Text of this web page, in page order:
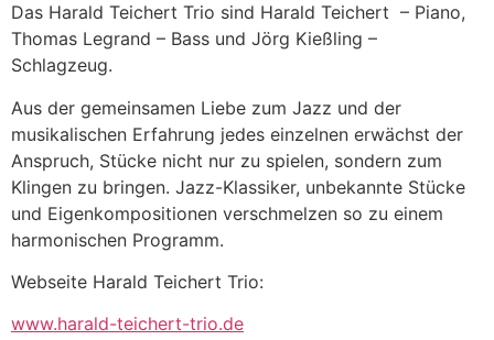
Das Harald Teichert Trio sind Harald Teichert – Piano,
Thomas Legrand – Bass und Jörg Kießling –
Schlagzeug.
Aus der gemeinsamen Liebe zum Jazz und der
musikalischen Erfahrung jedes einzelnen erwächst der
Anspruch, Stücke nicht nur zu spielen, sondern zum
Klingen zu bringen. Jazz-Klassiker, unbekannte Stücke
und Eigenkompositionen verschmelzen so zu einem
harmonischen Programm.
Webseite Harald Teichert Trio:
www.harald-teichert-trio.de